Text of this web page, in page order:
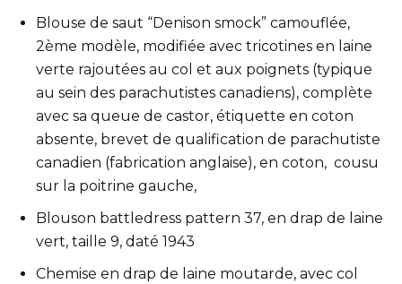
Blouse de saut “Denison smock” camouflée,
2ème modèle, modifiée avec tricotines en laine
verte rajoutées au col et aux poignets (typique
au sein des parachutistes canadiens), complète
avec sa queue de castor, étiquette en coton
absente, brevet de qualification de parachutiste
canadien (fabrication anglaise), en coton, cousu
sur la poitrine gauche,
Blouson battledress pattern 37, en drap de laine
vert, taille 9, daté 1943
Chemise en drap de laine moutarde, avec col